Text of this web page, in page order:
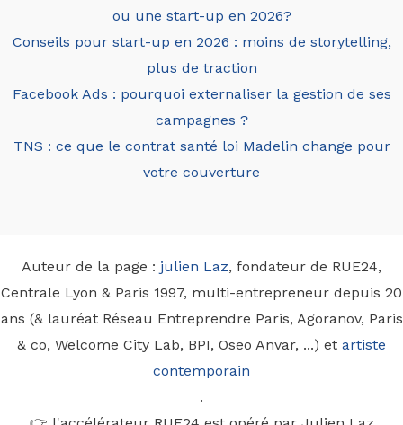
ou une start-up en 2026?
Conseils pour start-up en 2026 : moins de storytelling,
plus de traction
Facebook Ads : pourquoi externaliser la gestion de ses
campagnes ?
TNS : ce que le contrat santé loi Madelin change pour
votre couverture
Auteur de la page : julien Laz, fondateur de RUE24,
Centrale Lyon & Paris 1997, multi-entrepreneur depuis 20
ans (& lauréat Réseau Entreprendre Paris, Agoranov, Paris
& co, Welcome City Lab, BPI, Oseo Anvar, ...) et artiste
contemporain
.